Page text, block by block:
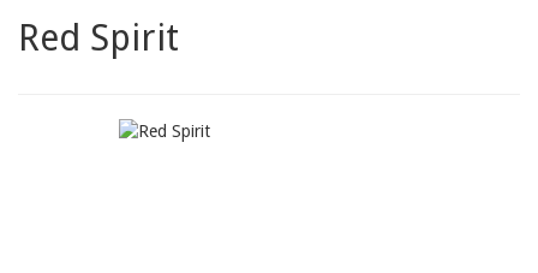
Red Spirit